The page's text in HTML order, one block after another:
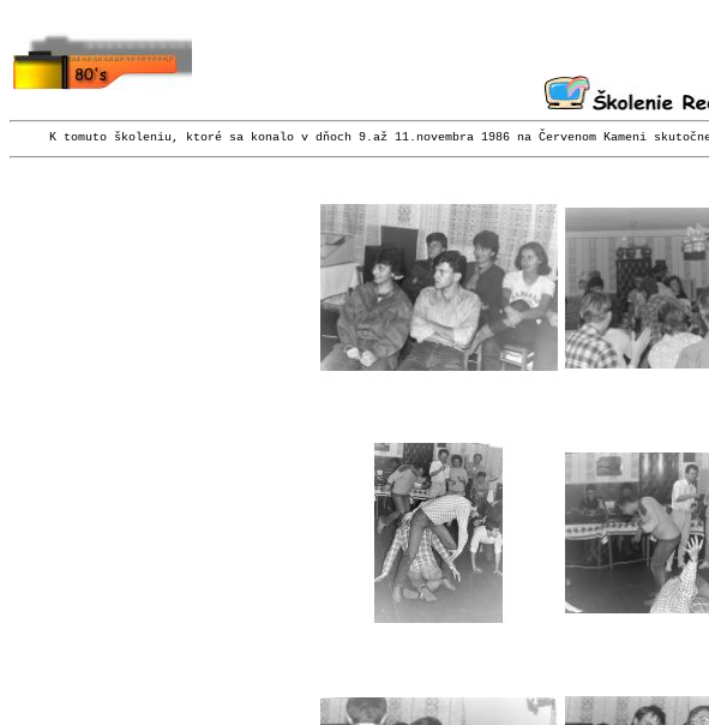
K tomuto školeniu, ktoré sa konalo v dňoch 9.až 11.novembra 1986 na Červenom Kameni